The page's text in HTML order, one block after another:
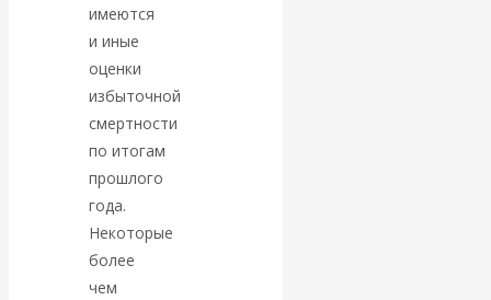
Катасонов
считает, что
кризис в
банковской
сфере России
уже начался
имеются
и иные
оценки
избыточной
смертности
по итогам
прошлого
года.
Некоторые
более
чем